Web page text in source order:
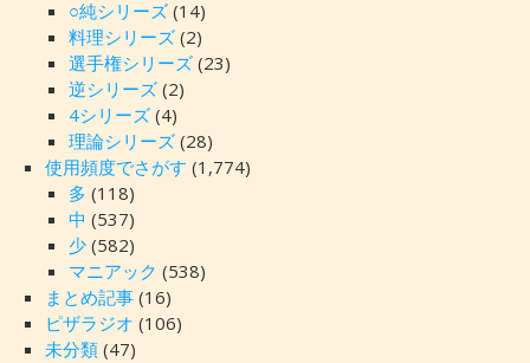
○純シリーズ(14)
料理シリーズ(2)
選手権シリーズ(23)
逆シリーズ(2)
4シリーズ(4)
理論シリーズ(28)
使用頻度でさがす (1,774)
多 (118)
中 (537)
少(582)
マニアック (538)
まとめ記事(16)
ピザラジオ (106)
未分類(47)